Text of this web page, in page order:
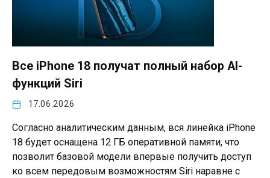
Все iPhone 18 получат полный набор AI-
функций Siri
17.06.2026
Согласно аналитическим данным, вся линейка iPhone
18 будет оснащена 12 ГБ оперативной памяти, что
позволит базовой модели впервые получить доступ
ко всем передовым возможностям Siri наравне с